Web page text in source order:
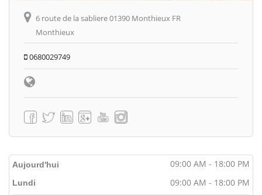
6 route de la sabliere 01390 Monthieux FR
Monthieux
0680029749
Aujourd'hui 09:00 AM - 18:00 PM
Lundi 09:00 AM - 18:00 PM